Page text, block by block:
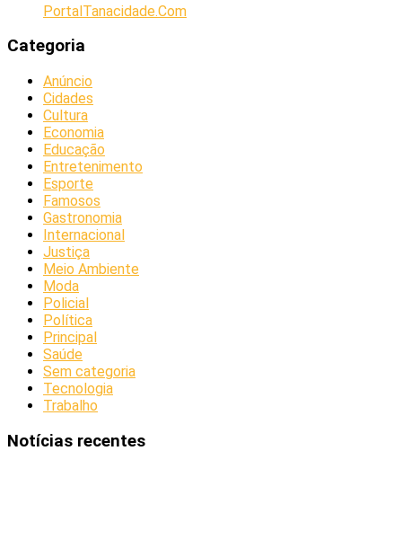
PortalTanacidade.Com
Categoria
Anúncio
Cidades
Cultura
Economia
Educação
Entretenimento
Esporte
Famosos
Gastronomia
Internacional
Justiça
Meio Ambiente
Moda
Policial
Política
Principal
Saúde
Sem categoria
Tecnologia
Trabalho
Notícias recentes